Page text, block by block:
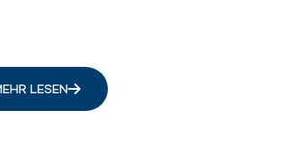
LESEN